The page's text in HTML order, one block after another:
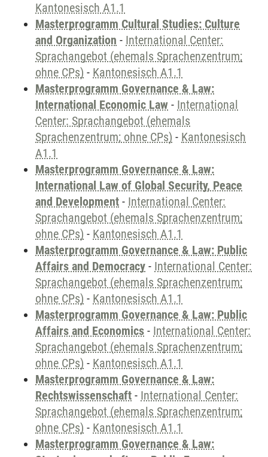
Kantonesisch A1.1
Masterprogramm Cultural Studies: Culture
and Organization - International Center:
Sprachangebot (ehemals Sprachenzentrum;
ohne CPs) - Kantonesisch A1.1
Masterprogramm Governance & Law:
International Economic Law - International
Center: Sprachangebot (ehemals
Sprachenzentrum; ohne CPs) - Kantonesisch
A1.1
Masterprogramm Governance & Law:
International Law of Global Security, Peace
and Development - International Center:
Sprachangebot (ehemals Sprachenzentrum;
ohne CPs) - Kantonesisch A1.1
Masterprogramm Governance & Law: Public
Affairs and Democracy - International Center:
Sprachangebot (ehemals Sprachenzentrum;
ohne CPs) - Kantonesisch A1.1
Masterprogramm Governance & Law: Public
Affairs and Economics - International Center:
Sprachangebot (ehemals Sprachenzentrum;
ohne CPs) - Kantonesisch A1.1
Masterprogramm Governance & Law:
Rechtswissenschaft - International Center:
Sprachangebot (ehemals Sprachenzentrum;
ohne CPs) - Kantonesisch A1.1
Masterprogramm Governance & Law: